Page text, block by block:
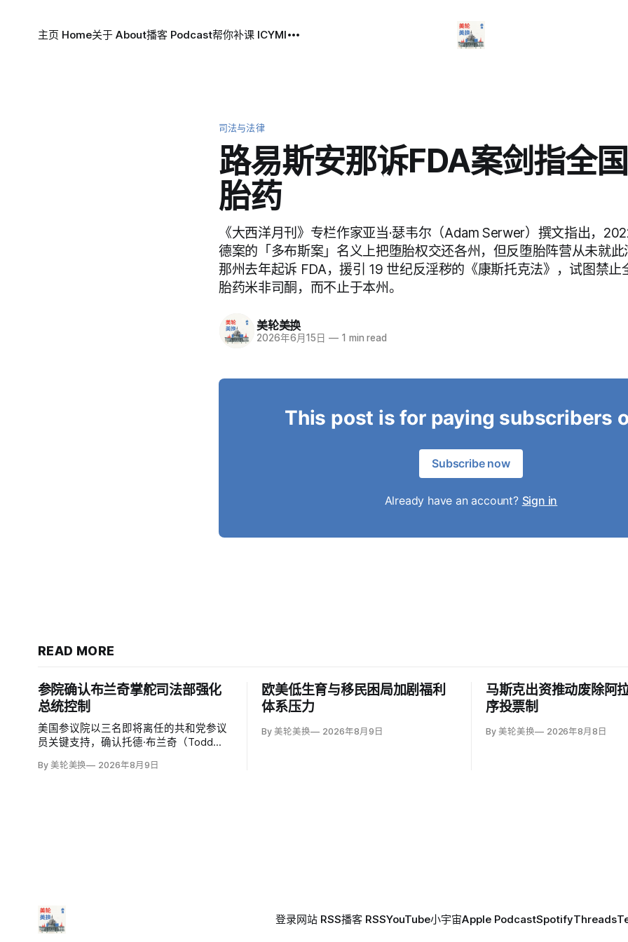
主页 Home关于 About播客 Podcast帮你补课 ICYMI
司法与法律
路易斯安那诉FDA案剑指全
胎药
《大西洋月刊》专栏作家亚当·瑟韦尔（Adam Serwer）撰文指出，
德案的「多布斯案」名义上把堕胎权交还各州，但反堕胎阵营从未就
那州去年起诉 FDA，援引 19 世纪反淫秽的《康斯托克法》，试图禁止
胎药米非司酮，而不止于本州。
美轮美换
2026年6月15日 — 1 min read
This post is for paying subscribers
Subscribe now
Already have an account? Sign in
READ MORE
参院确认布兰奇掌舵司法部强化
总统控制
美国参议院以三名即将离任的共和党参议
员关键支持，确认托德·布兰奇（Todd
这位特朗普前私人刑事辩护律师因获总统
By 美轮美换 2026年8月9日
欧美低生育与移民困局加剧福利
体系压力
By 美轮美换 2026年8月9日
马斯克出资推动废除阿
序投票制
By 美轮美换 2026年8月8日
登录网站 RSS播客 RSSYouTube小宇宙Apple PodcastSpotifyThreads